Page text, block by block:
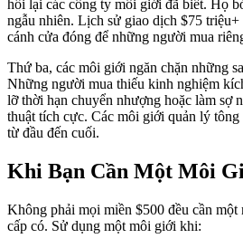
hồi lại các công ty môi giới đã biết. Họ
ngẫu nhiên. Lịch sử giao dịch $75
cánh cửa đóng để những người mua
Thứ ba, các môi giới ngăn chặn những
Những người mua thiếu kinh nghiệm
lỡ thời hạn chuyển nhượng hoặc làm sợ
thuật tích cực. Các môi giới quản lý
từ đầu đến cuối.
Khi Bạn Cần Một Môi
Không phải mọi miền $500 đều cần
cấp có. Sử dụng một môi giới khi: